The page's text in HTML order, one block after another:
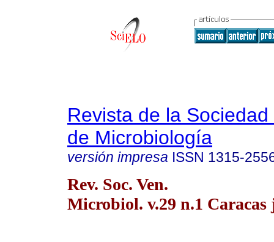
Revista de la
de Microbiología
versión impresa ISSN 1315-
Rev. Soc. Ven.
Microbiol. v.29 n.1 Caracas